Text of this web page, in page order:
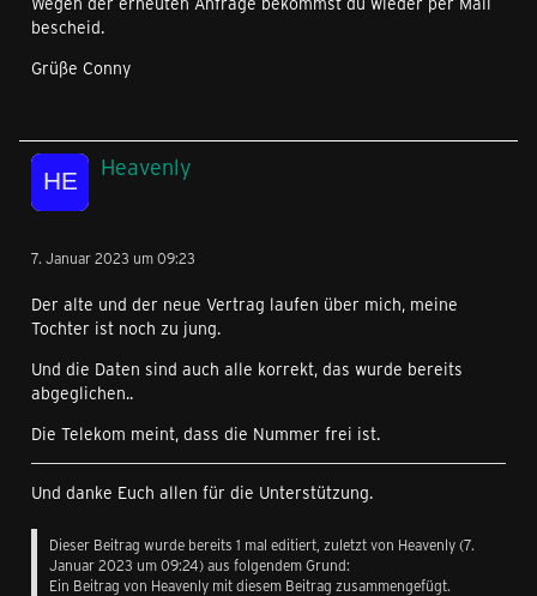
bescheid.
Grüße Conny
Heavenly
7. Januar 2023 um 09:23
Der alte und der neue Vertrag laufen über mich, meine
Tochter ist noch zu jung.
Und die Daten sind auch alle korrekt, das wurde bereits
abgeglichen..
Die Telekom meint, dass die Nummer frei ist.
Und danke Euch allen für die Unterstützung.
Dieser Beitrag wurde bereits 1 mal editiert, zuletzt von Heavenly(7.
Januar 2023 um 09:24) aus folgendem Grund:
Ein Beitrag von Heavenly mit diesem Beitrag zusammengefügt.